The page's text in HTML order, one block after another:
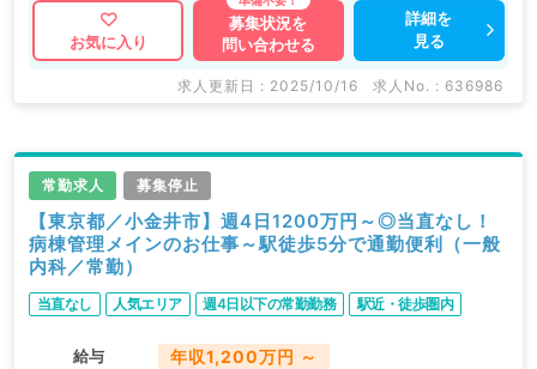
情報以外にも産業医等の企業系求人も多数扱っていま
す。 求人内容の詳細等はお気軽にお問合せ下さい
お気に入り
募集状況を
問い合わせる
詳細を
見る
求人更新日 : 2025/10/16 求人No. : 636986
常勤求人 募集停止
【東京都／小金井市】週4日1200万円～◎当直なし！
病棟管理メインのお仕事～駅徒歩5分で通勤便利（一般
内科／常勤）
当直なし 人気エリア 週4日以下の常勤勤務 駅近・徒歩圏内
給与 年収1,200万円 ～